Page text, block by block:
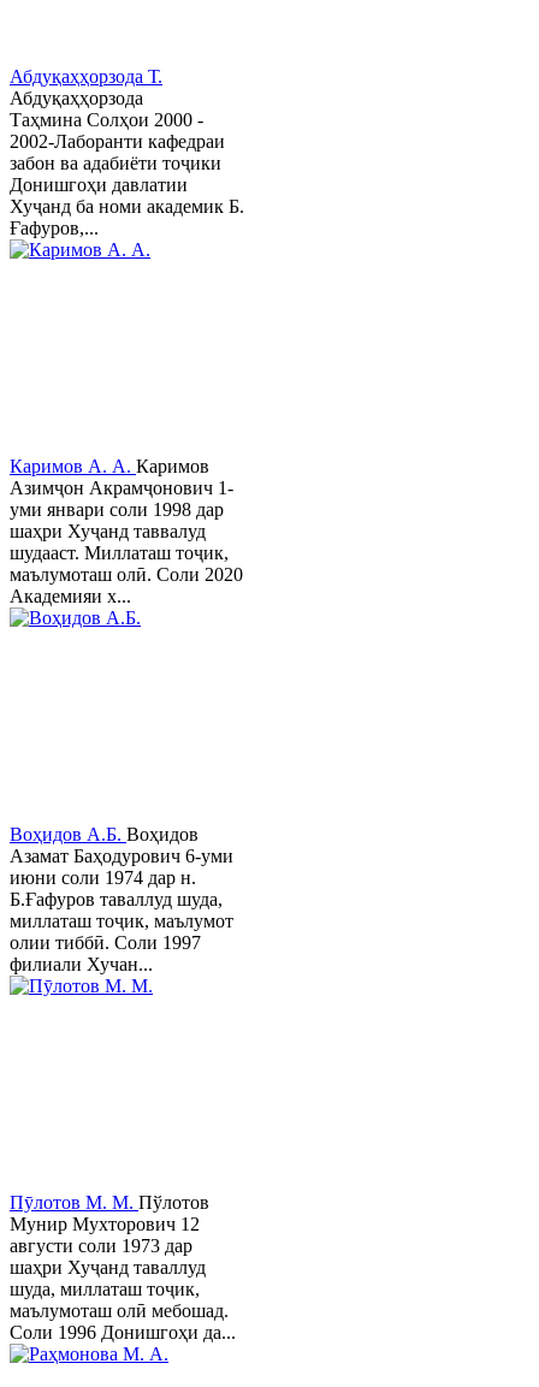
Абдуқаҳҳорзода Т.
Абдуқаҳҳорзода
Таҳмина Солҳои 2000 -
2002-Лаборанти кафедраи
забон ва адабиёти тоҷики
Донишгоҳи давлатии
Хуҷанд ба номи академик Б.
Ғафуров,...
Каримов А. А. Каримов
Азимҷон Акрамҷонович 1-
уми январи соли 1998 дар
шаҳри Хуҷанд таввалуд
шудааст. Миллаташ тоҷик,
маълумоташ олӣ. Соли 2020
Академияи х...
Воҳидов А.Б. Воҳидов
Азамат Баҳодурович 6-уми
июни соли 1974 дар н.
Б.Ғафуров таваллуд шуда,
миллаташ тоҷик, маълумот
олии тиббӣ. Соли 1997
филиали Хучан...
Пӯлотов М. М. Пўлотов
Мунир Мухторович 12
августи соли 1973 дар
шаҳри Хуҷанд таваллуд
шуда, миллаташ тоҷик,
маълумоташ олӣ мебошад.
Соли 1996 Донишгоҳи да...